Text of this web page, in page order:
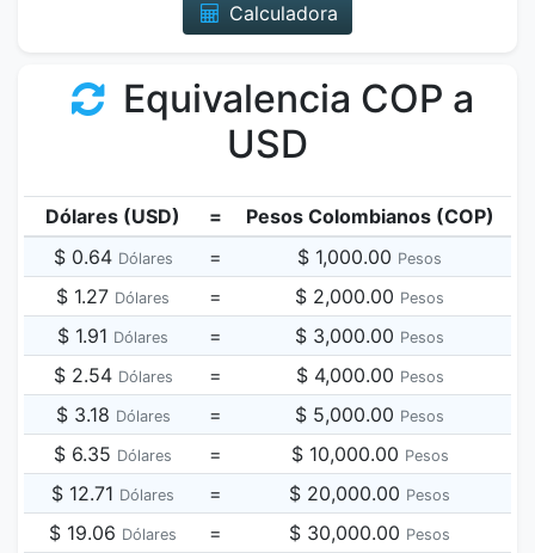
Calculadora
Equivalencia COP a
USD
Dólares (USD) =
Pesos Colombianos (COP)
$ 0.64 Dólares = $ 1,000.00 Pesos
$ 1.27 Dólares = $ 2,000.00 Pesos
$ 1.91 Dólares = $ 3,000.00 Pesos
$ 2.54 Dólares = $ 4,000.00 Pesos
$ 3.18 Dólares = $ 5,000.00 Pesos
$ 6.35 Dólares = $ 10,000.00 Pesos
$ 12.71 Dólares = $ 20,000.00 Pesos
$ 19.06 Dólares = $ 30,000.00 Pesos